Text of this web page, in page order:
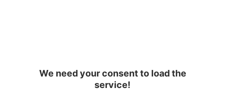
We need your consent to load the
service!